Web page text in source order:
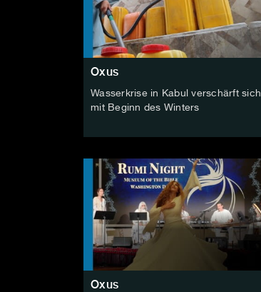
Oxus
Wasserkrise in Kabul verschärft sich
mit Beginn des Winters
Oxus